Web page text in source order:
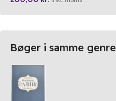
Bøger i samme genre